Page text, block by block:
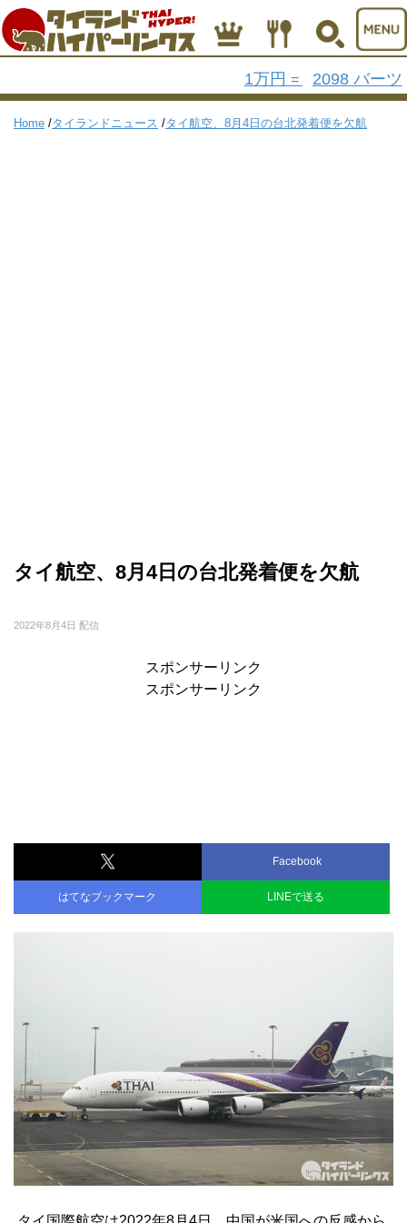
1万円 = 2098 バーツ
Home /タイランドニュース /タイ航空、8月4日の台北発着便を欠航
タイ航空、8月4日の台北発着便を欠航
2022年8月4日 配信
スポンサーリンク
スポンサーリンク
Facebook
はてなブックマーク LINEで送る